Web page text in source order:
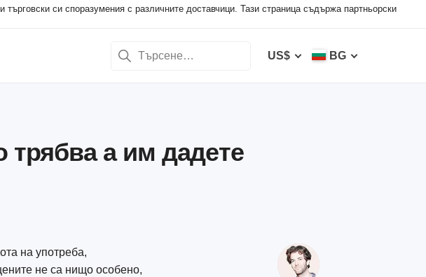
си споразумения с различните доставчици. Тази страница съдържа партньорски
US$ BG
трябва а им дадете
на употреба,
не са нищо особено,